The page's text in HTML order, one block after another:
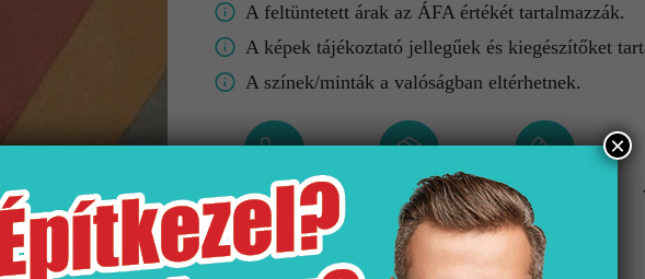
A feltüntetett árak az ÁFA értékét tartalmazzák.
A képek tájékoztató jellegűek és kiegészítőket
A színek/minták a valóságban eltérhetnek.
Gyártó
Idea
Kiszerelés
1.5 m2
Méret
250x600 mm
×